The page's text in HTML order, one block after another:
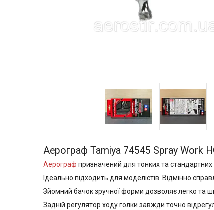
Аерограф Tamiya 74545 Spray Work
Аерограф призначений для тонких та
Ідеально підходить для моделістів. Відмінно
Зйомний бачок зручної форми дозволяє легко та
Задній регулятор ходу голки завжди точно